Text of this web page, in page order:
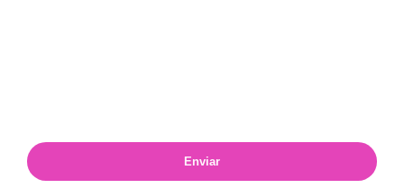
Enviar